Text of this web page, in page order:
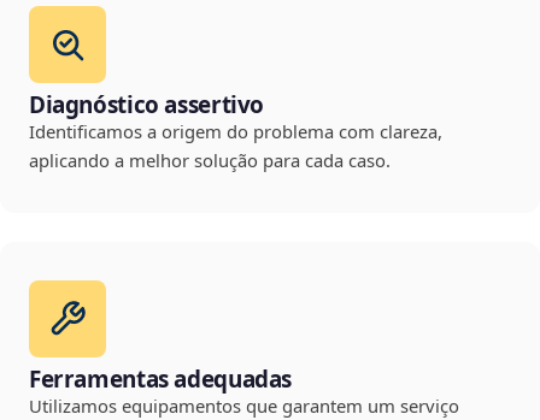
Diagnóstico assertivo
Identificamos a origem do problema com clareza,
aplicando a melhor solução para cada caso.
Ferramentas adequadas
Utilizamos equipamentos que garantem um serviço